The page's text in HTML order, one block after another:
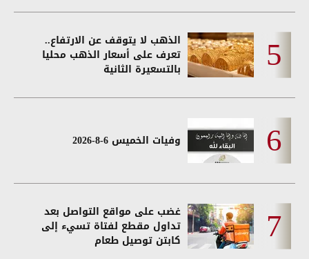
الذهب لا يتوقف عن الارتفاع..
تعرف على أسعار الذهب محليا
بالتسعيرة الثانية
وفيات الخميس 6-8-2026
غضب على مواقع التواصل بعد
تداول مقطع لفتاة تسيء إلى
كابتن توصيل طعام